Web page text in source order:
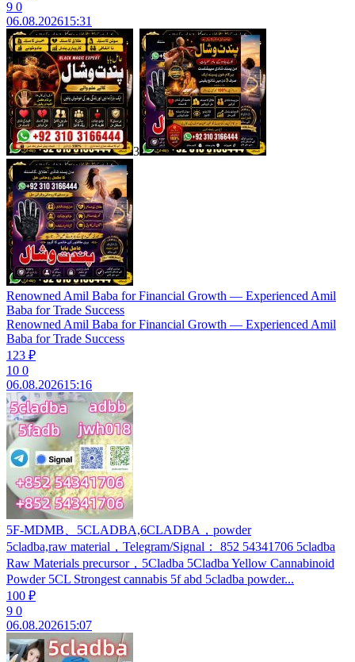
9 0
06.08.202615:31
3
Renowned Amil Baba for Financial Growth — Experienced Amil
Baba for Trade Success
Renowned Amil Baba for Financial Growth — Experienced Amil
Baba for Trade Success
123 ₽
10 0
06.08.202615:16
5F-MDMB、5CLADBA,6CLADBA，powder
5cladba,raw material，Telegram/Signal： 852 54341706 5cladba
Raw Materials precursor，5Cladba 5Cladba Yellow Cannabinoid
Powder 5CL Strongest cannabis 5f abd 5cladba powder...
100 ₽
9 0
06.08.202615:07